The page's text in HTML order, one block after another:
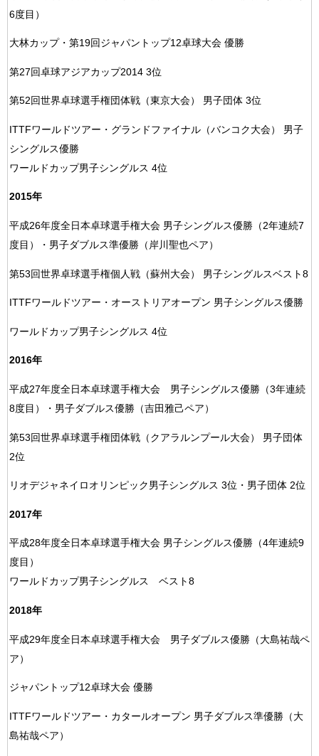
6度目）
大林カップ・第19回ジャパントップ12卓球大会 優勝
第27回卓球アジアカップ2014 3位
第52回世界卓球選手権団体戦（東京大会） 男子団体 3位
ITTFワールドツアー・グランドファイナル（バンコク大会） 男子
シングルス優勝
ワールドカップ男子シングルス 4位
2015年
平成26年度全日本卓球選手権大会 男子シングルス優勝（2年連続7
度目）・男子ダブルス準優勝（岸川聖也ペア）
第53回世界卓球選手権個人戦（蘇州大会） 男子シングルスベスト8
ITTFワールドツアー・オーストリアオープン 男子シングルス優勝
ワールドカップ男子シングルス 4位
2016年
平成27年度全日本卓球選手権大会 男子シングルス優勝（3年連続
8度目）・男子ダブルス優勝（吉田雅己ペア）
第53回世界卓球選手権団体戦（クアラルンプール大会） 男子団体
2位
リオデジャネイロオリンピック男子シングルス 3位・男子団体 2位
2017年
平成28年度全日本卓球選手権大会 男子シングルス優勝（4年連続9
度目）
ワールドカップ男子シングルス ベスト8
2018年
平成29年度全日本卓球選手権大会 男子ダブルス優勝（大島祐哉ペ
ア）
ジャパントップ12卓球大会 優勝
ITTFワールドツアー・カタールオープン 男子ダブルス準優勝（大
島祐哉ペア）